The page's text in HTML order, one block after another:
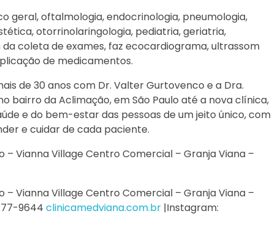
geral, oftalmologia, endocrinologia, pneumologia,
otorrinolaringologia, pediatria, geriatria,
coleta de exames, faz ecocardiograma, ultrassom
de medicamentos.
de 30 anos com Dr. Valter Gurtovenco e a Dra.
bairro da Aclimação, em São Paulo até a nova clínica,
e do bem-estar das pessoas de um jeito único, com
e cuidar de cada paciente.
– Vianna Village Centro Comercial – Granja Viana –
– Vianna Village Centro Comercial – Granja Viana –
9644 clinicamedviana.com.br |Instagram: